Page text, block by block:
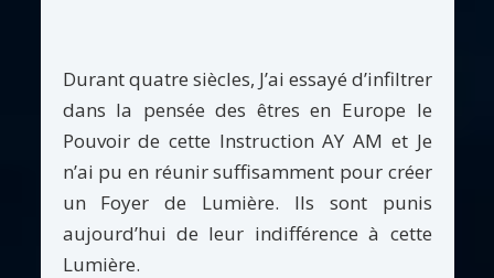
Durant quatre siècles, J’ai essayé d’infiltrer
dans la pensée des êtres en Europe le
Pouvoir de cette Instruction AY AM et Je
n’ai pu en réunir suffisamment pour créer
un Foyer de Lumière. Ils sont punis
aujourd’hui de leur indifférence à cette
Lumière.